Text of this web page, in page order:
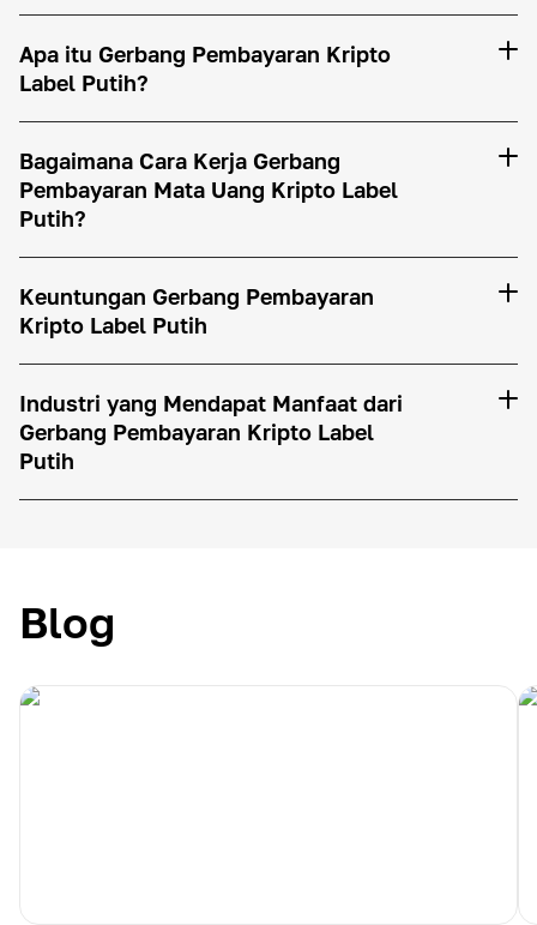
Apa itu Gerbang Pembayaran Kripto
Label Putih?
Bagaimana Cara Kerja Gerbang
Pembayaran Mata Uang Kripto Label
Putih?
Keuntungan Gerbang Pembayaran
Kripto Label Putih
Keamanan
Industri yang Mendapat Manfaat dari
Gerbang Pembayaran Kripto Label
Putih
Blog